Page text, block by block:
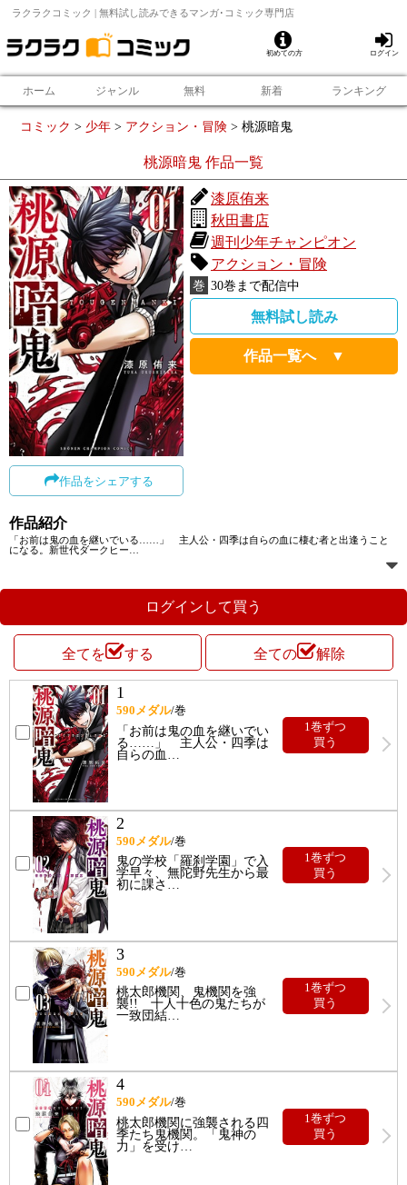
ラクラクコミック | 無料試し読みできるマンガ･コミック専門店
初めての方 ログイン
ホーム ジャンル 無料 新着 ランキング
コミック > 少年 > アクション・冒険 >桃源暗鬼
桃源暗鬼 作品一覧
作品をシェアする
漆原侑来
秋田書店
週刊少年チャンピオン
アクション・冒険
巻 30巻まで配信中
無料試し読み
作品一覧へ ▼
作品紹介
「お前は鬼の血を継いでいる……」 主人公・四季は自らの血に棲む者と出逢うこと
になる。新世代ダークヒー
ログインして買う
全てを する 全ての 解除
1
590メダル/巻
「お前は鬼の血を継いでい
る……」 主人公・四季は
自らの血
1巻ずつ
買う
2
590メダル/巻
鬼の学校「羅刹学園」で入
学早々、無陀野先生から最
初に課さ …
1巻ずつ
買う
3
590 メダル/巻
桃太郎機関、鬼機関を強
襲!! 十人十色の鬼たちが
一致団結…
1巻ずつ
買う
4
590メダル/巻
桃太郎機関に強襲される四
季たち鬼機関。「鬼神の
力」を受け
1巻ずつ
買う